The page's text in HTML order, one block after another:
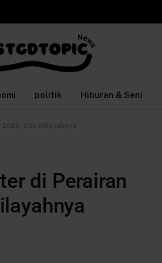
politik Hiburan & Seni
Cek Wilayahnya
di Perairan